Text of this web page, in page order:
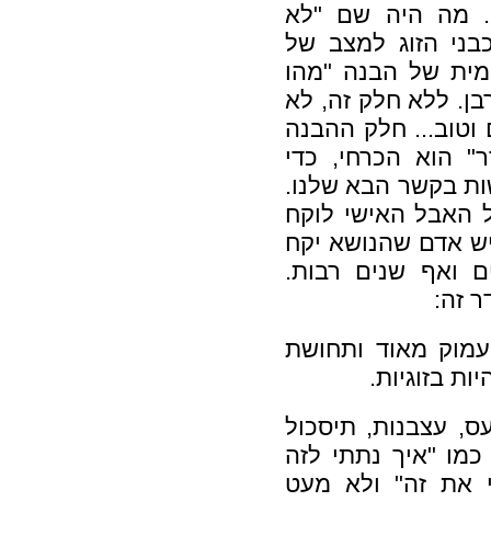
מה היה שם "לא
הזוג למצב של
של הבנה "מהו
ללא חלק זה, לא
וטוב... חלק ההבנה
הוא הכרחי, כדי
בקשר הבא שלנו.
האבל האישי לוקח
אדם שהנושא יקח
ואף שנים רבות.
מאוד ותחושת
בזוגיות.
עצבנות, תיסכול
"איך נתתי לזה
את זה" ולא מעט